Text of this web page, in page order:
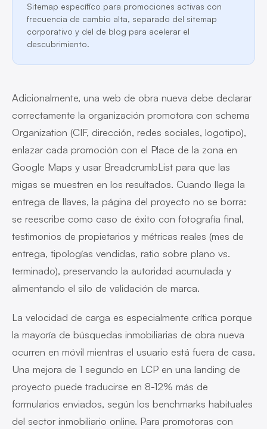
Sitemap específico para promociones activas con
frecuencia de cambio alta, separado del sitemap
corporativo y del de blog para acelerar el
descubrimiento.
Adicionalmente, una web de obra nueva debe declarar
correctamente la organización promotora con schema
Organization (CIF, dirección, redes sociales, logotipo),
enlazar cada promoción con el Place de la zona en
Google Maps y usar BreadcrumbList para que las
migas se muestren en los resultados. Cuando llega la
entrega de llaves, la página del proyecto no se borra:
se reescribe como caso de éxito con fotografía final,
testimonios de propietarios y métricas reales (mes de
entrega, tipologías vendidas, ratio sobre plano vs.
terminado), preservando la autoridad acumulada y
alimentando el silo de validación de marca.
La velocidad de carga es especialmente crítica porque
la mayoría de búsquedas inmobiliarias de obra nueva
ocurren en móvil mientras el usuario está fuera de casa.
Una mejora de 1 segundo en LCP en una landing de
proyecto puede traducirse en 8-12% más de
formularios enviados, según los benchmarks habituales
del sector inmobiliario online. Para promotoras con